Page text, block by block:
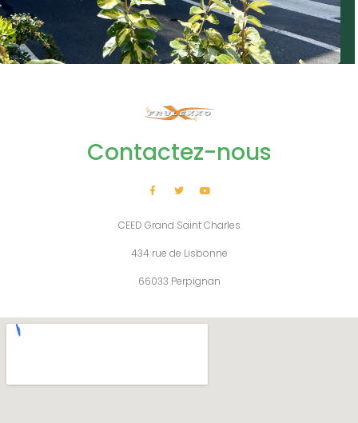
Contactez-nous
CEED Grand Saint Charles
434 rue de Lisbonne
66033 Perpignan